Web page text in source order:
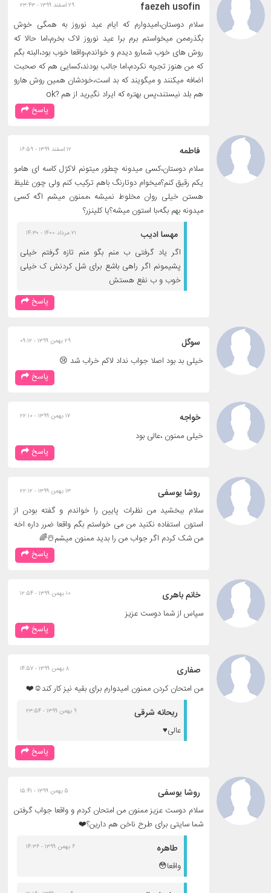
faezeh usofin ۲۹ اسفند ۱۳۹۹ - ۲۳:۴۳
سلام دوستان،امیدوارم که ایام عید نوروز به همگی خوش
بگذره،من میخواستم برم برا عید نوروز لاک بخرم،اما حالا که
روش های خوب شمارو دیدم و خواندم،واقعا خوب بود،البته بگم
که من هنوز تجربه نکردم،اما جالب بودند،کسایی هم که صحبت
اضافه میکنند و میگویند که بد است،خودشان همین روش هارو
هم بلد نیستند،پس بهتره که ایراد نگیرید از هم ?ok
پاسخ
فاطمه ۱۲ اسفند ۱۳۹۹ - ۱۶:۵۹
سلام دوستان،کسی میدونه چطور میتونم لاکژل کاسه ای هامو
یکم رقیق کنم؟میخوام دوتارنگ باهم ترکیب کنم ولی چون غلیظ
هستن خیلی روان مخلوط نمیشه ،ممنون میشم اگه کسی
میدونه بهم بگه،با استون میشه؟یا کلینزر؟
پاسخ
مهسا ادیب ۲۱ مرداد ۱۴۰۰ - ۱۴:۳۰
اگر یاد گرفتی ب منم بگو منم تازه گرفتم خیلی
پشیمونم اگر راهی باشع برای شل کردنش ک خیلی
خوب و ب نفع هستش
سوگل ۲۹ بهمن ۱۳۹۹ - ۰۹:۱۲
خیلی بد بود اصلا جواب نداد لاکم خراب شد 😢
پاسخ
خواجه ۱۷ بهمن ۱۳۹۹ - ۲۲:۱۰
خیلی ممنون ،عالی بود
پاسخ
روشا یوسفی ۱۳ بهمن ۱۳۹۹ - ۲۲:۱۲
سلام ببخشید من نظرات پایین را خواندم و گفته بودن از
استون استفاده نکنید من می خواستم بگم واقعا ضرر داره اخه
من شک کردم اگر جواب من را بدید ممنون میشم☃️🌈
پاسخ
خانم باهری ۱۰ بهمن ۱۳۹۹ - ۱۲:۵۴
سپاس از شما دوست عزیز
پاسخ
صفاری ۸ بهمن ۱۳۹۹ - ۱۴:۵۷
من امتحان کردن ممنون امیدوارم برای بقیه نیز کار کند☺️❤️
پاسخ
ریحانه شرقی ۹ بهمن ۱۳۹۹ - ۲۳:۵۴
عالی♥️
روشا یوسفی ۵ بهمن ۱۳۹۹ - ۱۵:۴۱
سلام دوست عزیز ممنون من امتحان کردم و واقعا جواب گرفتن
شما سایتی برای طرح ناخن هم دارین؟❤️
طاهره ۶ بهمن ۱۳۹۹ - ۱۴:۳۶
واقعا😳